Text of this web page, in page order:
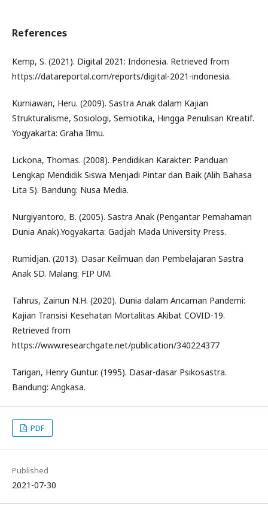
References
Kemp, S. (2021). Digital 2021: Indonesia. Retrieved from
https://datareportal.com/reports/digital-2021-indonesia.
Kurniawan, Heru. (2009). Sastra Anak dalam Kajian
Strukturalisme, Sosiologi, Semiotika, Hingga Penulisan Kreatif.
Yogyakarta: Graha Ilmu.
Lickona, Thomas. (2008). Pendidikan Karakter: Panduan
Lengkap Mendidik Siswa Menjadi Pintar dan Baik (Alih Bahasa
Lita S). Bandung: Nusa Media.
Nurgiyantoro, B. (2005). Sastra Anak (Pengantar Pemahaman
Dunia Anak).Yogyakarta: Gadjah Mada University Press.
Rumidjan. (2013). Dasar Keilmuan dan Pembelajaran Sastra
Anak SD. Malang: FIP UM.
Tahrus, Zainun N.H. (2020). Dunia dalam Ancaman Pandemi:
Kajian Transisi Kesehatan Mortalitas Akibat COVID-19.
Retrieved from
https://www.researchgate.net/publication/340224377
Tarigan, Henry Guntur. (1995). Dasar-dasar Psikosastra.
Bandung: Angkasa.
PDF
Published
2021-07-30